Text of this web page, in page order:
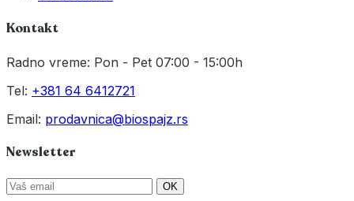
Kontakt
Radno vreme: Pon - Pet 07:00 - 15:00h
Tel: +381 64 6412721
Email: prodavnica@biospajz.rs
Newsletter
OK